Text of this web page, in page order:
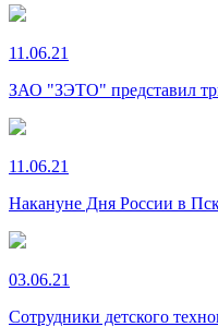
11.06.21
ЗАО "ЗЭТО" представил
11.06.21
Накануне Дня России в
03.06.21
Сотрудники детского